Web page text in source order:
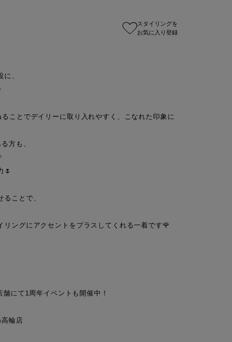
スタイリングを
お気に入り登録
、
ことでデイリーに取り入れやすく、こなれた印象に
方も、
🌷
ことで、
リングにアクセントをプラスしてくれる一着です🌹
にて1周年イベントも開催中！
輪店